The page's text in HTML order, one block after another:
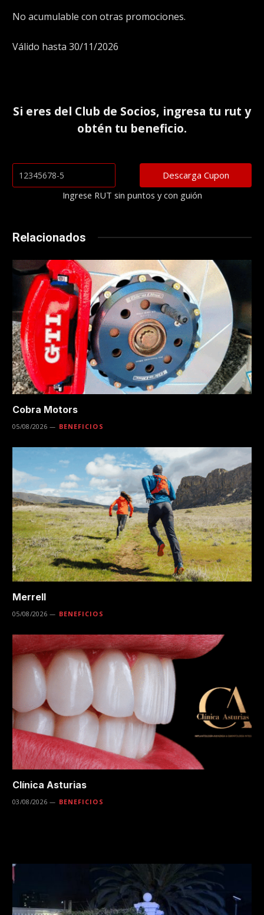
No acumulable con otras promociones.
Válido hasta 30/11/2026
Si eres del Club de Socios, ingresa tu rut y
obtén tu beneficio.
Ingrese RUT sin puntos y con guión
Relacionados
Cobra Motors
05/08/2026 BENEFICIOS
Merrell
05/08/2026 BENEFICIOS
Clínica Asturias
03/08/2026 BENEFICIOS